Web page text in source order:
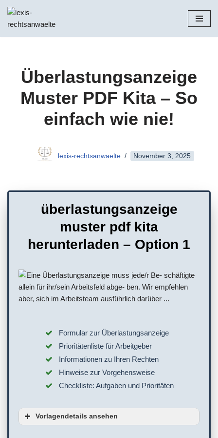
Zum
Inhalt
Überlastungsanzeige
Muster PDF Kita – So
einfach wie nie!
lexis-rechtsanwaelte November 3, 2025
überlastungsanzeige
muster pdf kita
herunterladen – Option 1
Formular zur Überlastungsanzeige
Prioritätenliste für Arbeitgeber
Informationen zu Ihren Rechten
Hinweise zur Vorgehensweise
Checkliste: Aufgaben und Prioritäten
Vorlagendetails ansehen